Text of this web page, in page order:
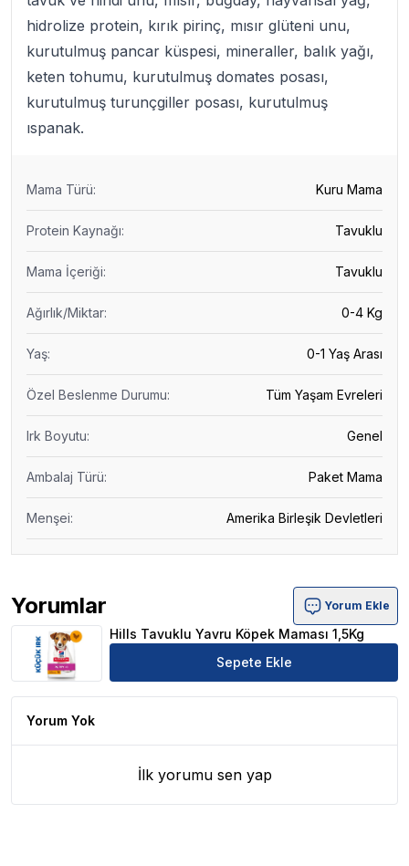
hidrolize protein, kırık pirinç, mısır glüteni unu,
kurutulmuş pancar küspesi, mineraller, balık yağı,
keten tohumu, kurutulmuş domates posası,
kurutulmuş turunçgiller posası, kurutulmuş
ıspanak.
Mama Türü: Kuru Mama
Protein Kaynağı: Tavuklu
Mama İçeriği: Tavuklu
Ağırlık/Miktar: 0-4 Kg
Yaş: 0-1 Yaş Arası
Özel Beslenme Durumu: Tüm Yaşam Evreleri
Irk Boyutu: Genel
Ambalaj Türü: Paket Mama
Menşei: Amerika Birleşik Devletleri
Yorumlar
Hills Tavuklu Yavru Köpek Maması 1,5Kg Ürün Yorumları
Yorum Ekle
Hills Tavuklu Yavru Köpek Maması 1,5Kg
Sepete Ekle
Yorum Yok
İlk yorumu sen yap